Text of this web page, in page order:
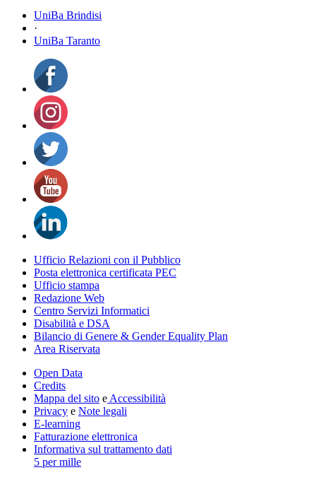
UniBa Brindisi
·
UniBa Taranto
Ufficio Relazioni con il Pubblico
Posta elettronica certificata PEC
Ufficio stampa
Redazione Web
Centro Servizi Informatici
Disabilità e DSA
Bilancio di Genere & Gender Equality Plan
Area Riservata
Open Data
Credits
Mappa del sito e Accessibilità
Privacy e Note legali
E-learning
Fatturazione elettronica
Informativa sul trattamento dati
5 per mille